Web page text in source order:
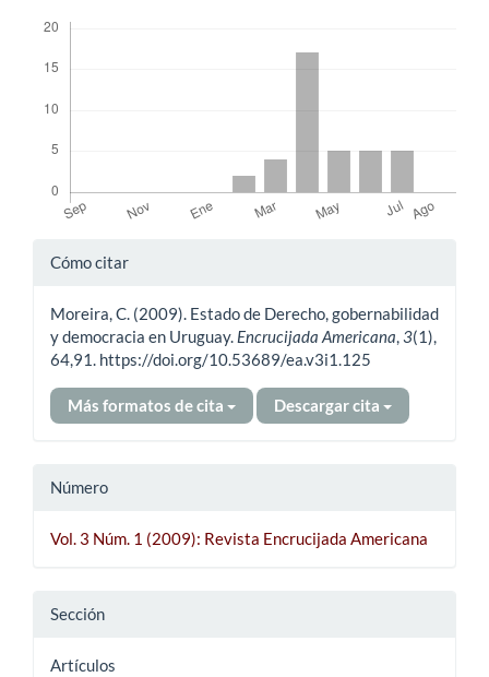
Detalles
artículo
Cómo citar
Moreira, C. (2009). Estado de Derecho, gobernabilidad
y democracia en Uruguay. Encrucijada Americana,3(1),
64,91. https://doi.org/10.53689/ea.v3i1.125
Más formatos de cita Descargar cita
Número
Vol. 3 Núm. 1 (2009): Revista Encrucijada Americana
Sección
Artículos